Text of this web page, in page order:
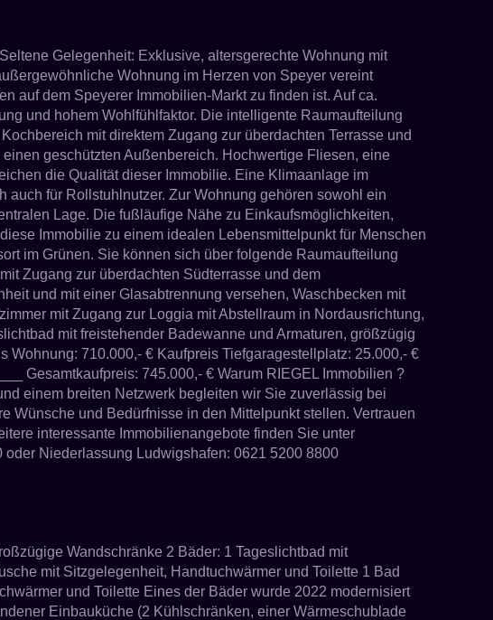
Gelegenheit: Exklusive, altersgerechte Wohnung mit
Wohnung im Herzen von Speyer vereint
auf dem Speyerer Immobilien-Markt zu finden ist. Auf ca.
und hohem Wohlfühlfaktor. Die intelligente Raumaufteilung
mit direktem Zugang zur überdachten Terrasse und
geschützten Außenbereich. Hochwertige Fliesen, eine
die Qualität dieser Immobilie. Eine Klimaanlage im
auch für Rollstuhlnutzer. Zur Wohnung gehören sowohl ein
Lage. Die fußläufige Nähe zu Einkaufsmöglichkeiten,
Immobilie zu einem idealen Lebensmittelpunkt für Menschen
im Grünen. Sie können sich über folgende Raumaufteilung
Zugang zur überdachten Südterrasse und dem
und mit einer Glasabtrennung versehen, Waschbecken mit
mit Zugang zur Loggia mit Abstellraum in Nordausrichtung,
mit freistehender Badewanne und Armaturen, größzügig
710.000,- € Kaufpreis Tiefgaragestellplatz: 25.000,- €
Gesamtkaufpreis: 745.000,- € Warum RIEGEL Immobilien ?
einem breiten Netzwerk begleiten wir Sie zuverlässig bei
Wünsche und Bedürfnisse in den Mittelpunkt stellen. Vertrauen
interessante Immobilienangebote finden Sie unter
Niederlassung Ludwigshafen: 0621 5200 8800
Wandschränke 2 Bäder: 1 Tageslichtbad mit
mit Sitzgelegenheit, Handtuchwärmer und Toilette 1 Bad
und Toilette Eines der Bäder wurde 2022 modernisiert
Einbauküche (2 Kühlschränken, einer Wärmeschublade